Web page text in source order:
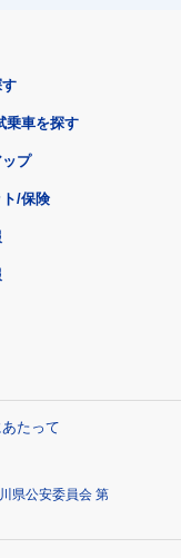
乗車を探す
プ
/保険
たって
県公安委員会 第